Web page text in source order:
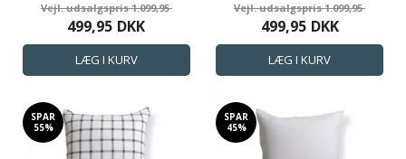
1.099,95
499,95 DKK
1.099,95
499,95 DKK
SPAR
55%
SPAR
45%